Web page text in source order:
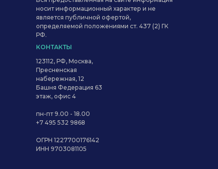
носит информационный характер и не
является публичной офертой,
определяемой положениями ст. 437 (2) ГК
РФ.
123112, РФ, Москва,
Пресненская
набережная, 12
Башня Федерация 63
этаж, офис 4
пн-пт 9.00 - 18.00
+7 495 532 9868
ОГРН 1227700176142
ИНН 9703081105
КОНТАКТЫ